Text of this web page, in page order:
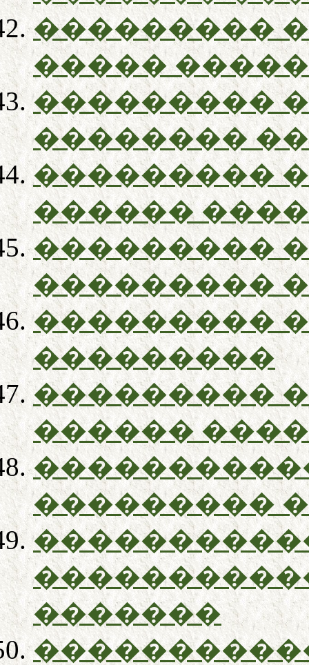
���������
�����
���������
��������
���������
������
���������
���������
���������
���������
���������
������
���������
�������